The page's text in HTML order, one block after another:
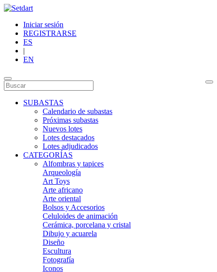
Iniciar sesión
REGISTRARSE
ES
|
EN
SUBASTAS
Calendario de subastas
Próximas subastas
Nuevos lotes
Lotes destacados
Lotes adjudicados
CATEGORÍAS
Alfombras y tapices
Arqueología
Art Toys
Arte africano
Arte oriental
Bolsos y Accesorios
Celuloides de animación
Cerámica, porcelana y cristal
Dibujo y acuarela
Diseño
Escultura
Fotografía
Iconos